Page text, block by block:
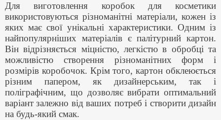
Для виготовлення коробок для косметики
використовуються різноманітні матеріали, кожен із
яких має свої унікальні характеристики. Одним із
найпопулярніших матеріалів є палітурний картон.
Він відрізняється міцністю, легкістю в обробці та
можливістю створення різноманітних форм і
розмірів коробочок. Крім того, картон обклеюється
різним папером, як дизайнерським, так і
поліграфічним, що дозволяє вибрати оптимальний
варіант залежно від ваших потреб і створити дизайн
на будь-який смак.